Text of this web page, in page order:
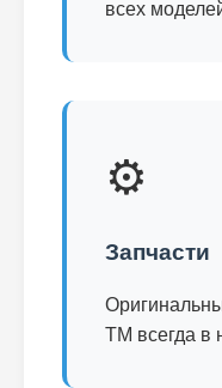
всех
⚙️
Запчасти
ТМ всегда в